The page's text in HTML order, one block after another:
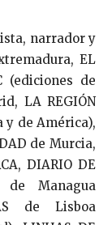
narrador y
EL
(ediciones de
LA REGIÓN
y de América),
de Murcia,
DIARIO DE
de Managua
de Lisboa